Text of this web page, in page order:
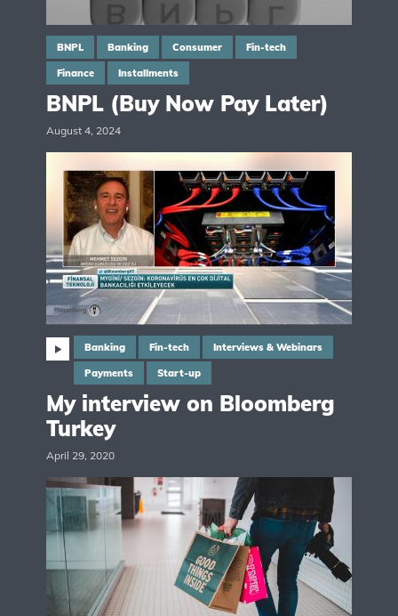
BNPL Banking Consumer Fin-tech
Finance Installments
BNPL (Buy Now Pay Later)
August 4, 2024
Banking Fin-tech Interviews & Webinars
Payments Start-up
My interview on Bloomberg
Turkey
April 29, 2020